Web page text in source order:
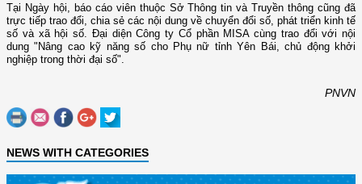
Tại Ngày hội, báo cáo viên thuộc Sở Thông tin và Truyền thông cũng đã
trực tiếp trao đổi, chia sẻ các nội dung về chuyển đổi số, phát triển kinh tế
số và xã hội số. Đại diện Công ty Cổ phần MISA cùng trao đổi với nội
dung "Nâng cao kỹ năng số cho Phụ nữ tỉnh Yên Bái, chủ động khởi
nghiệp trong thời đại số".
PNVN
NEWS WITH CATEGORIES